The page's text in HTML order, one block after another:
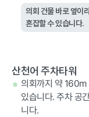
의회 건물 바로 옆이
혼잡할 수 있습니다.
산천어 주차타워
의회까지 약 160m
있습니다. 주차 공
니다.